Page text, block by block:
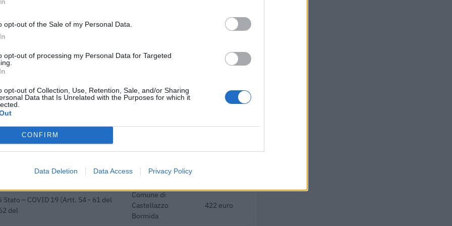
opt-out of the Sale of my Personal Data.
opt-out of processing my Personal Data for Targeted
opt-out of Collection, Use, Retention, Sale, and/or Sharing
Data that Is Unrelated with the Purposes for which it
CONFIRM
Data Deletion Data Access Privacy Policy
con almeno cinquant'anni d'età
di q
1.320 euro
per l'assunzione di
L. 178/
inps 1.279 euro
[decisione su SA.100155 e
ai sensi
entrate
a fondo perduto a sostegno alle
da C(20
ai sensi della decisione SA. 62668
a seguito della crisi economica
mo
agenzia delle
entrate
– COVID 19 (Artt. 54 - 61 del
del
Comune di
Castellazzo
Bormida
422 euro